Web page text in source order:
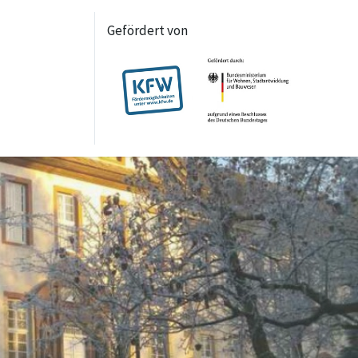
Gefördert von